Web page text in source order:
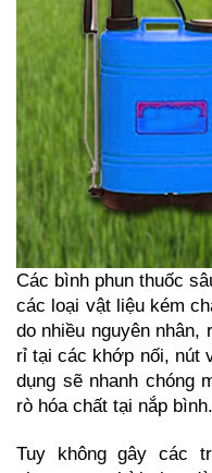
Các bình phun thuốc
các loại vật liệu kém
do nhiều nguyên
rỉ tại các khớp nối,
dụng sẽ nhanh chóng
rò hóa chất tại nắp bình.
Tuy không gây các